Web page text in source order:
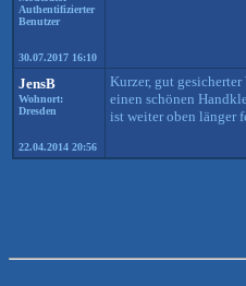
Authentifizierter
Benutzer
30.07.2017 16:10
JensB
Wohnort:
Dresden
22.04.2014 20:56
Kurzer, gut
einen schönen
ist weiter oben länger